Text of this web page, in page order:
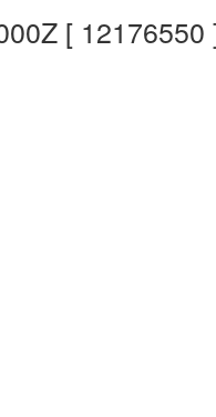
[ 12176550